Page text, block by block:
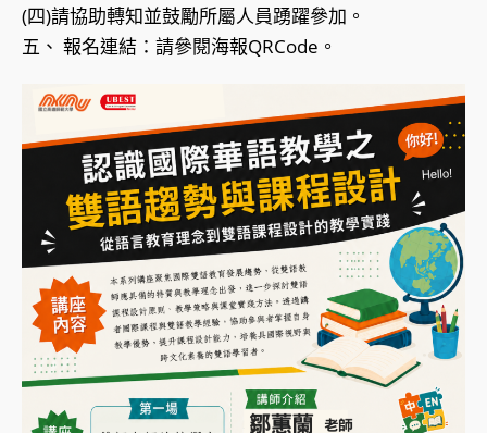
(四)請協助轉知並鼓勵所屬人員踴躍參加。
五、 報名連結：請參閱海報QRCode。